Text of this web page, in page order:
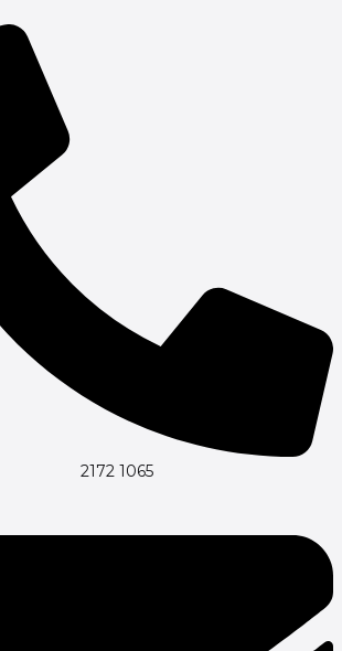
2172 1065